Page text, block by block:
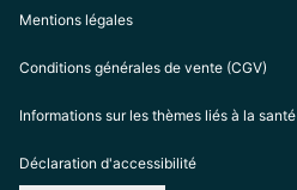
Mentions légales
Conditions générales de vente (CGV)
Informations sur les thèmes liés à la santé
Déclaration d'accessibilité